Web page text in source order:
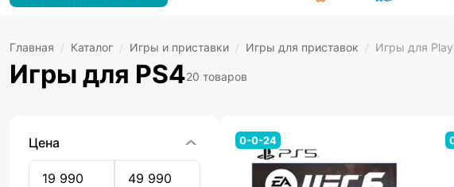
Главная / Каталог / Игры и приставки / Игры для приставок / Игры для
Игры для PS420 товаров
Цена 0-0-24